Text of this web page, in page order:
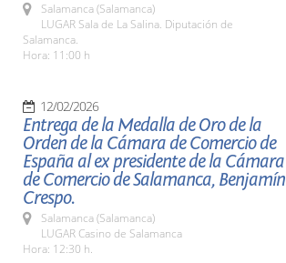
Salamanca (Salamanca)
LUGAR Sala de La Salina. Diputación de
Salamanca.
Hora: 11:00 h
12/02/2026
Entrega de la Medalla de Oro de la
Orden de la Cámara de Comercio de
España al ex presidente de la Cámara
de Comercio de Salamanca, Benjamín
Crespo.
Salamanca (Salamanca)
LUGAR Casino de Salamanca
Hora: 12:30 h.